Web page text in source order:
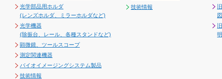
光学部品用ホルダ
(レンズホルダ、ミラーホルダなど)
光学機器
(除振台、レール、各種スタンドなど)
顕微鏡、ツールスコープ
測定関連機器
バイオイメージングシステム製品
技術情報
技術情報